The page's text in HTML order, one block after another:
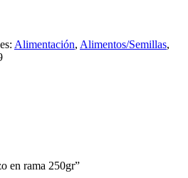
Alimentación, Alimentos/Semillas,
en rama 250gr”